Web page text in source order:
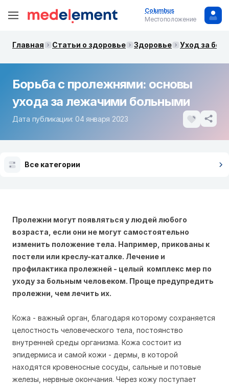
Columbus
Местоположение
Главная Статьи о здоровье Здоровье Уход за
Борьба с пролежнями: основы
ухода за лежачими больными
Дата публикации: 04 января 2023
Все категории
Пролежни могут появляться у людей любого
возраста, если они не могут самостоятельно
изменить положение тела. Например, прикованы к
постели или креслу-каталке. Лечение и
профилактика пролежней - целый комплекс мер по
уходу за больным человеком. Проще предупредить
пролежни, чем лечить их.
Кожа - важный орган, благодаря которому сохраняется
целостность человеческого тела, постоянство
внутренней среды организма. Кожа состоит из
эпидермиса и самой кожи - дермы, в которой
находятся кровеносные сосуды, сальные и потовые
железы, нервные окончания. Через кожу поступает